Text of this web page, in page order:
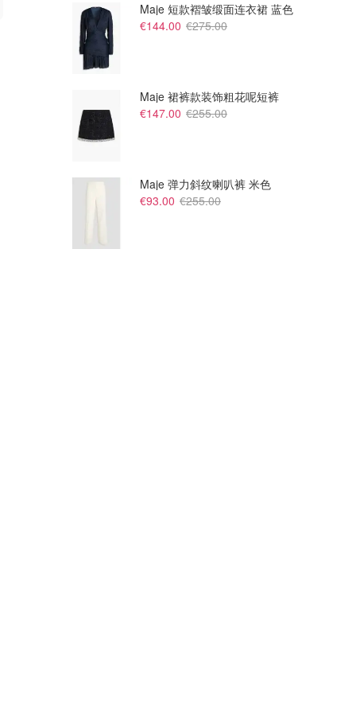
The ordinary 丰盈精华 15ml
国内没上！哪里凹陷涂哪里
€12.89
Maje 短款褶皱缎面连衣裙 蓝色
€144.00 €275.00
Maje 裙裤款装饰粗花呢短裤
€147.00 €255.00
Maje 弹力斜纹喇叭裤 米色
€93.00 €255.00